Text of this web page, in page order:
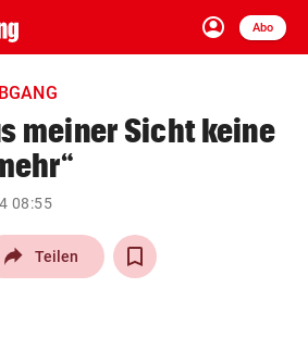
account_circle
Anmelden
Abo
close Schließen
arrow_right
meiner Sicht keine
08:55
Teilen